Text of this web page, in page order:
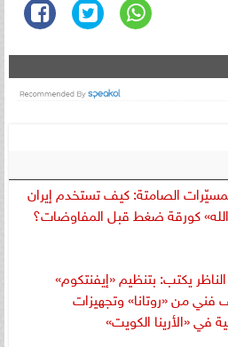
الصامتة: كيف تستخدم إيران
كورقة ضغط قبل المفاوضات؟
يكتب: بتنظيم «إيفنتكوم»
فني من «روتانا» وتجهيزات
في «الأرينا الكويت»